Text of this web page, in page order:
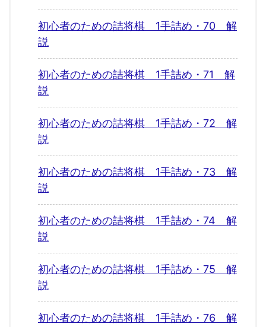
初心者のための詰将棋 1手詰め・70 解
説
初心者のための詰将棋 1手詰め・71 解
説
初心者のための詰将棋 1手詰め・72 解
説
初心者のための詰将棋 1手詰め・73 解
説
初心者のための詰将棋 1手詰め・74 解
説
初心者のための詰将棋 1手詰め・75 解
説
初心者のための詰将棋 1手詰め・76 解